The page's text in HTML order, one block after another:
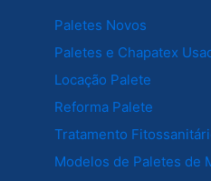
Paletes Novos
Paletes e Chapatex
Locação Palete
Reforma Palete
Tratamento
Modelos de Paletes de